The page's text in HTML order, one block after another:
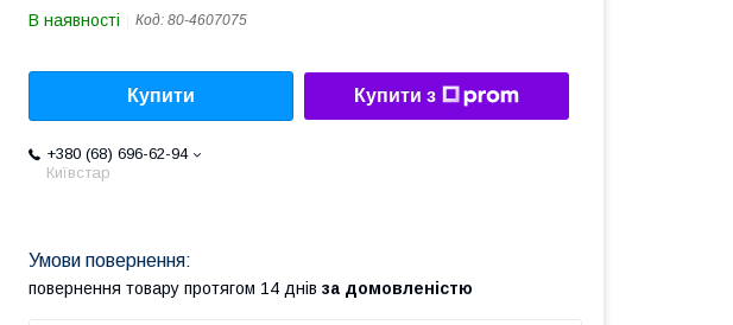
В наявності Код: 80-4607075
Купити Купити з
+380 (68) 696-62-94
Київстар
повернення товару протягом 14 днів за домовленістю